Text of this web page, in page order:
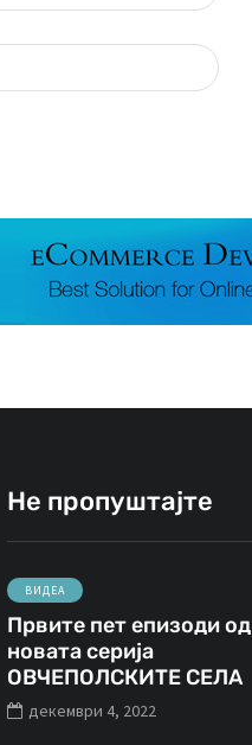
Не пропуштајте
ВИДЕА
Првите пет епизоди од
новата серија
ОВЧЕПОЛСКИТЕ СЕЛА
декември 4, 2022
ИНТЕРВЈУА
јануари 23, 2021